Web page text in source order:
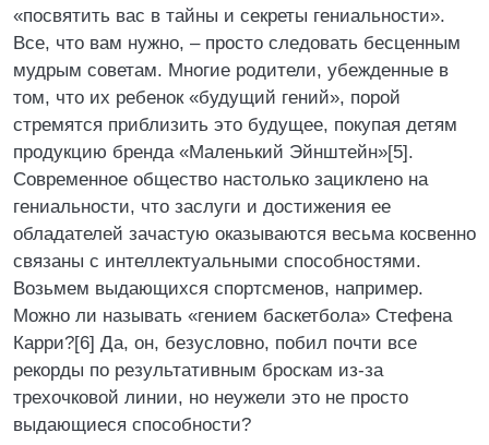
«посвятить вас в тайны и секреты гениальности».
Все, что вам нужно, – просто следовать бесценным
мудрым советам. Многие родители, убежденные в
том, что их ребенок «будущий гений», порой
стремятся приблизить это будущее, покупая детям
продукцию бренда «Маленький Эйнштейн»[5].
Современное общество настолько зациклено на
гениальности, что заслуги и достижения ее
обладателей зачастую оказываются весьма косвенно
связаны с интеллектуальными способностями.
Возьмем выдающихся спортсменов, например.
Можно ли называть «гением баскетбола» Стефена
Карри?[6] Да, он, безусловно, побил почти все
рекорды по результативным броскам из-за
трехочковой линии, но неужели это не просто
выдающиеся способности?